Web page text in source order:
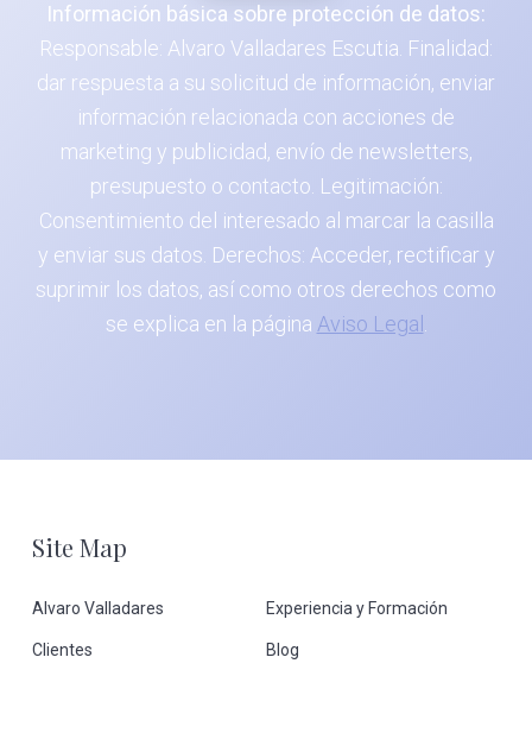
Información básica sobre protección de datos:
Responsable: Alvaro Valladares Escutia. Finalidad:
dar respuesta a su solicitud de información, enviar
información relacionada con acciones de
marketing y publicidad, envío de newsletters,
presupuesto o contacto. Legitimación:
Consentimiento del interesado al marcar la casilla
y enviar sus datos. Derechos: Acceder, rectificar y
suprimir los datos, así como otros derechos como
se explica en la página Aviso Legal
Footer
Site Map
Alvaro Valladares Experiencia y Formación
Clientes Blog